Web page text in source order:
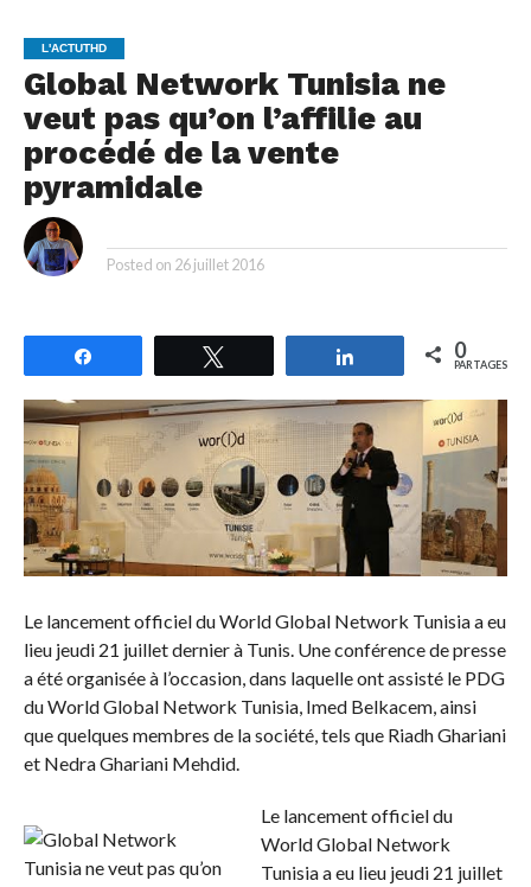
L'ACTUTHD
Global Network Tunisia ne
veut pas qu’on l’affilie au
procédé de la vente
pyramidale
Posted on 26 juillet 2016
Partagez 0
PARTAGES
Le lancement officiel du World Global Network Tunisia a eu
lieu jeudi 21 juillet dernier à Tunis. Une conférence de presse
a été organisée à l’occasion, dans laquelle ont assisté le PDG
du World Global Network Tunisia, Imed Belkacem, ainsi
que quelques membres de la société, tels que Riadh Ghariani
et Nedra Ghariani Mehdid.
Le lancement officiel du
World Global Network
Tunisia a eu lieu jeudi 21 juillet